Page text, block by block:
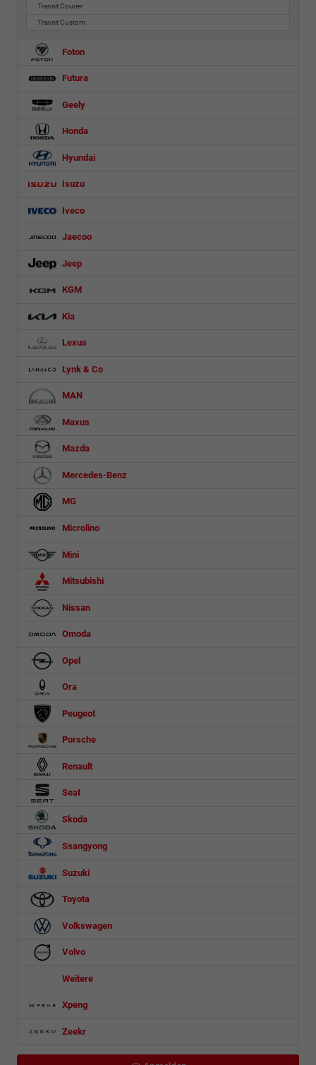
Transit Courier
Transit Custom
Foton
Futura
Geely
Honda
Hyundai
Isuzu
Iveco
Jaecoo
Jeep
KGM
Kia
Lexus
Lynk & Co
MAN
Maxus
Mazda
Mercedes-Benz
MG
Microlino
Mini
Mitsubishi
Nissan
Omoda
Opel
Ora
Peugeot
Porsche
Renault
Seat
Skoda
Ssangyong
Suzuki
Toyota
Volkswagen
Volvo
Weitere
Xpeng
Zeekr